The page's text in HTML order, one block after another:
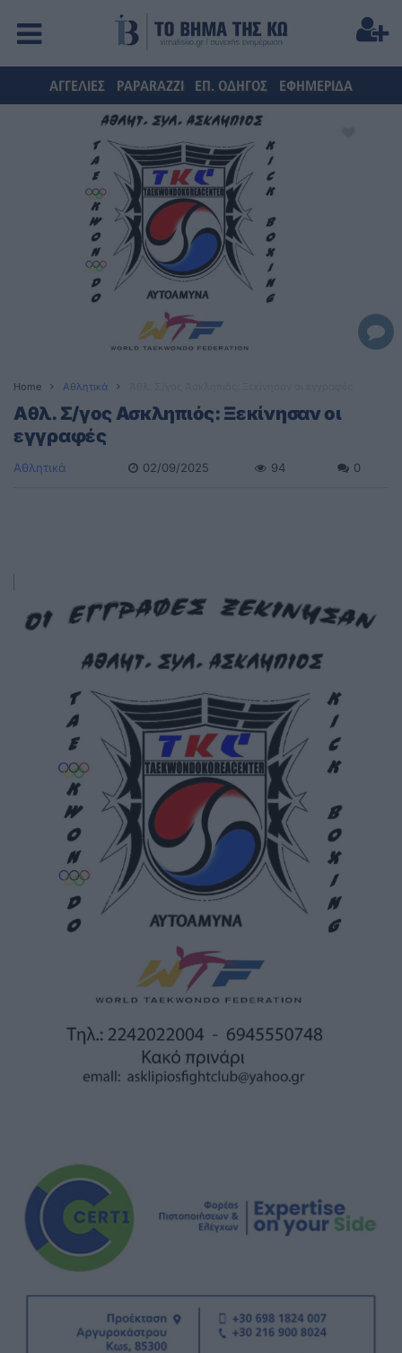
ΑΓΓΕΛΙΕΣ PAPARAZZI ΕΠ. ΟΔΗΓΟΣ ΕΦΗΜΕΡΙΔΑ
Home Αθλητικά
Αθλ. Σ/γος Ασκληπιός: Ξεκίνησαν οι
εγγραφές
Αθλητικά 02/09/2025 94 0